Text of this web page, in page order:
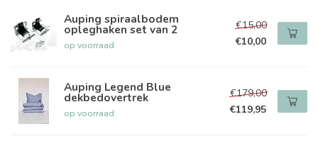
Auping spiraalbodem
opleghaken set van 2
op voorraad
€15,00
€10,00
Auping Legend Blue
dekbedovertrek
op voorraad
€179,00
€119,95